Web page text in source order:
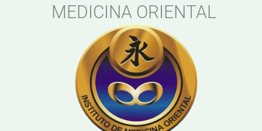
MEDICINA ORIENTAL